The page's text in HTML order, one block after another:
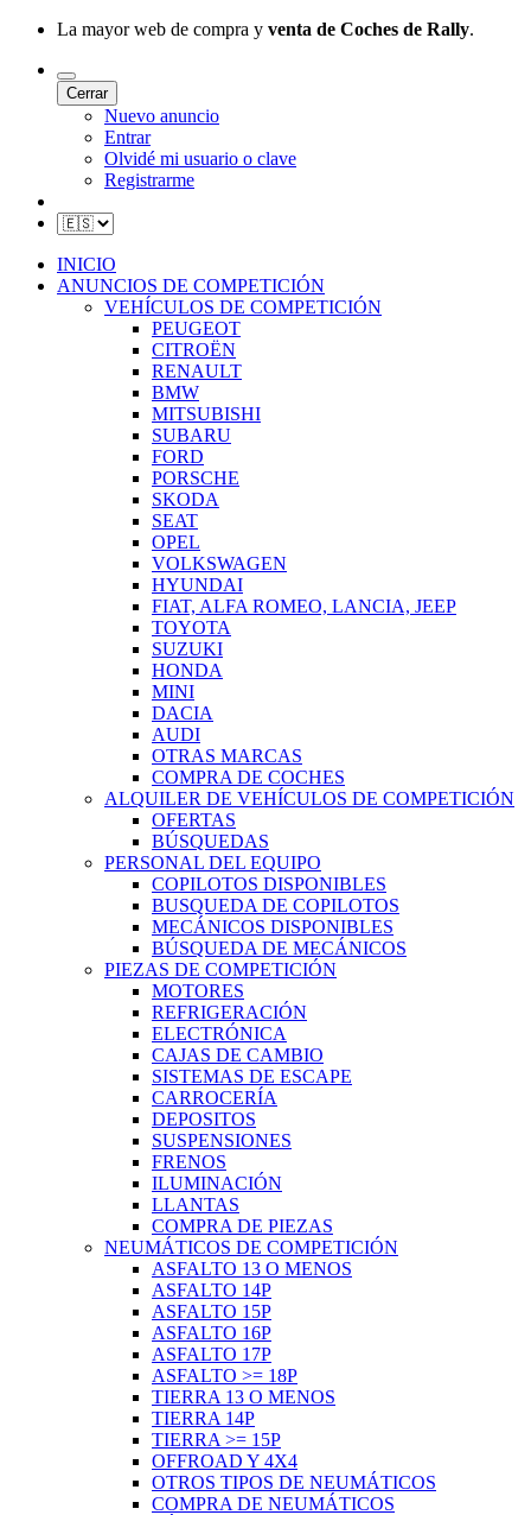
La mayor web de compra y venta de Coches de Rally.
Cerrar
Nuevo anuncio
Entrar
Olvidé mi usuario o clave
Registrarme
INICIO
ANUNCIOS DE COMPETICIÓN
VEHÍCULOS DE COMPETICIÓN
PEUGEOT
CITROËN
RENAULT
BMW
MITSUBISHI
SUBARU
FORD
PORSCHE
SKODA
SEAT
OPEL
VOLKSWAGEN
HYUNDAI
FIAT, ALFA ROMEO, LANCIA, JEEP
TOYOTA
SUZUKI
HONDA
MINI
DACIA
AUDI
OTRAS MARCAS
COMPRA DE COCHES
ALQUILER DE VEHÍCULOS DE COMPETICIÓN
OFERTAS
BÚSQUEDAS
PERSONAL DEL EQUIPO
COPILOTOS DISPONIBLES
BUSQUEDA DE COPILOTOS
MECÁNICOS DISPONIBLES
BÚSQUEDA DE MECÁNICOS
PIEZAS DE COMPETICIÓN
MOTORES
REFRIGERACIÓN
ELECTRÓNICA
CAJAS DE CAMBIO
SISTEMAS DE ESCAPE
CARROCERÍA
DEPOSITOS
SUSPENSIONES
FRENOS
ILUMINACIÓN
LLANTAS
COMPRA DE PIEZAS
NEUMÁTICOS DE COMPETICIÓN
ASFALTO 13 O MENOS
ASFALTO 14P
ASFALTO 15P
ASFALTO 16P
ASFALTO 17P
ASFALTO >= 18P
TIERRA 13 O MENOS
TIERRA 14P
TIERRA >= 15P
OFFROAD Y 4X4
OTROS TIPOS DE NEUMÁTICOS
COMPRA DE NEUMÁTICOS